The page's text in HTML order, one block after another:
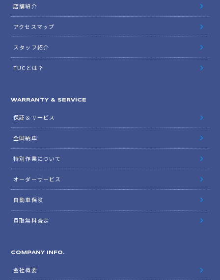
店舗紹介
アクセスマップ
スタッフ紹介
TUCとは？
WARRANTY & SERVICE
保証＆サービス
全国納車
特別作業について
オーダーサービス
自動車保険
買取無料査定
COMPANY INFO.
会社概要